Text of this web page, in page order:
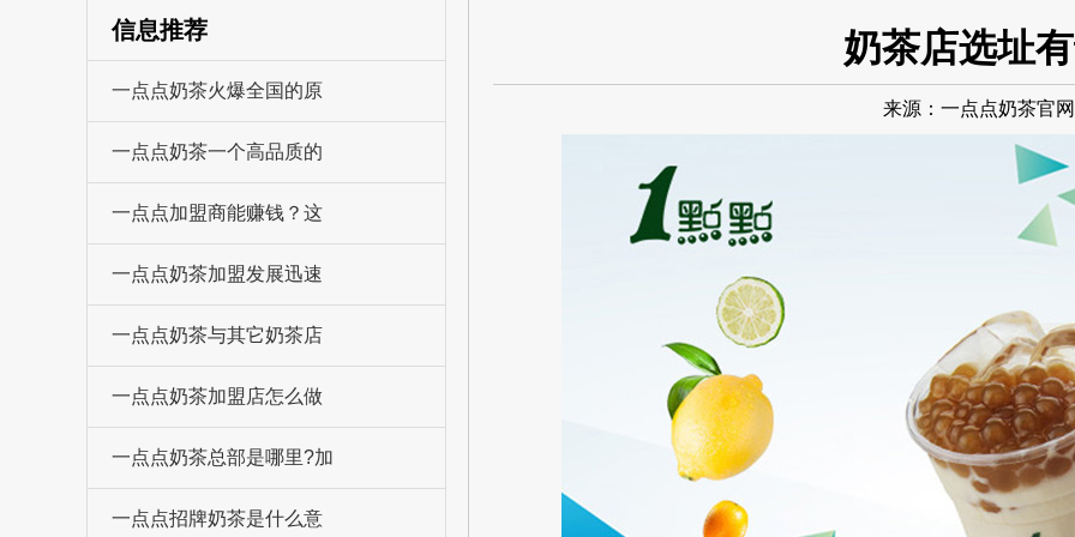
信息推荐
一点点奶茶火爆全国的原
一点点奶茶一个高品质的
一点点加盟商能赚钱？这
一点点奶茶加盟发展迅速
一点点奶茶与其它奶茶店
一点点奶茶加盟店怎么做
一点点奶茶总部是哪里?加
一点点招牌奶茶是什么意
奶茶店选址
来源： 一点点奶茶官网